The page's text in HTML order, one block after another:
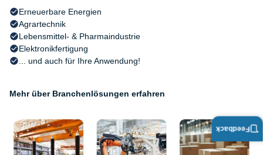
Erneuerbare Energien
Agrartechnik
Lebensmittel- & Pharmaindustrie
Elektronikfertigung
... und auch für Ihre Anwendung!
Mehr über Branchenlösungen erfahren
Feedback